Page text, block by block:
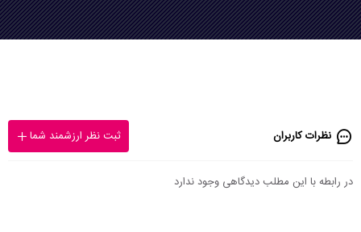
نظرات کاربران ثبت نظر ارزشمند شما
در رابطه با این مطلب دیدگاهی وجود ندارد